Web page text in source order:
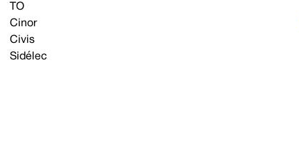
TO
Cinor
Civis
Sidélec